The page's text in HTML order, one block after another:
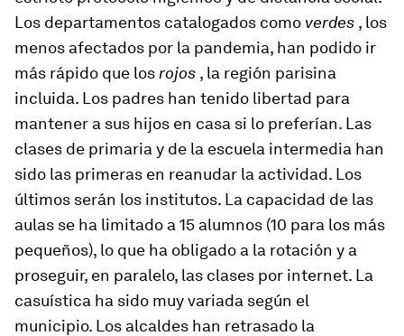
Los departamentos catalogados como verdes , los
menos afectados por la pandemia, han podido ir
más rápido que los rojos , la región parisina
incluida. Los padres han tenido libertad para
mantener a sus hijos en casa si lo preferían. Las
clases de primaria y de la escuela intermedia han
sido las primeras en reanudar la actividad. Los
últimos serán los institutos. La capacidad de las
aulas se ha limitado a 15 alumnos (10 para los más
pequeños), lo que ha obligado a la rotación y a
proseguir, en paralelo, las clases por internet. La
casuística ha sido muy variada según el
municipio. Los alcaldes han retrasado la